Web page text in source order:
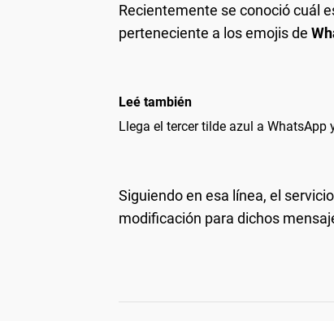
Recientemente se conoció cuál
perteneciente a los emojis de
Leé también
Llega el tercer tilde azul a WhatsApp
Siguiendo en esa línea, el
modificación para dichos